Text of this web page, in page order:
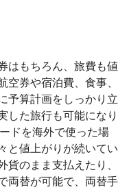
はもちろん、旅費も値
空券や宿泊費、食事、
予算計画をしっかり立
した旅行も可能になり
ドを海外で使った場
と値上がりが続いてい
貨のまま支払えたり、
両替が可能で、両替手